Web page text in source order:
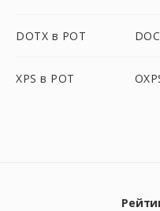
DOTX в POT
XPS в POT